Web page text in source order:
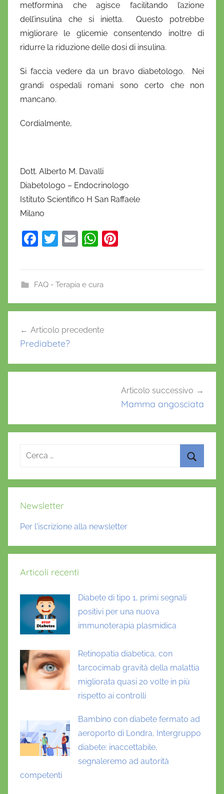
metformina che agisce facilitando l’azione
dell’insulina che si inietta. Questo potrebbe
migliorare le glicemie consentendo inoltre di
ridurre la riduzione delle dosi di insulina.
Si faccia vedere da un bravo diabetologo. Nei
grandi ospedali romani sono certo che non
mancano.
Cordialmente,
Dott. Alberto M. Davalli
Diabetologo – Endocrinologo
Istituto Scientifico H San Raffaele
Milano
F
e
b
o
k
T
er
E
l
W
s
A
p
st
FAQ - Terapia e cura
articoli
Articolo precedente
Prediabete?
Articolo successivo
Mamma angosciata
Ricerca
Newsletter
Per l'iscrizione alla newsletter
Articoli recenti
Diabete di tipo 1, primi segnali
positivi per una nuova
immunoterapia plasmidica
Retinopatia diabetica, con
tarcocimab gravità della malattia
migliorata quasi 20 volte in più
rispetto ai controlli
Bambino con diabete fermato ad
aeroporto di Londra, Intergruppo
diabete: inaccettabile,
segnaleremo ad autorità
competenti